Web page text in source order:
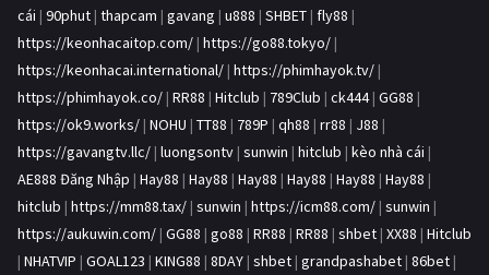
cái | 90phut | thapcam | gavang | u888 | SHBET | fly88 |
https://keonhacaitop.com/ | https://go88.tokyo/ |
https://keonhacai.international/ | https://phimhayok.tv/ |
https://phimhayok.co/ | RR88 | Hitclub | 789Club | ck444| GG88 |
https://ok9.works/ | NOHU | TT88 | 789P | qh88 | rr88 | J88 |
https://gavangtv.llc/ | luongsontv | sunwin | hitclub | kèo nhà cái |
AE888 Đăng Nhập | Hay88 | Hay88 | Hay88 | Hay88 | Hay88 | Hay88 |
hitclub | https://mm88.tax/ | sunwin | https://icm88.com/ | sunwin |
https://aukuwin.com/ | GG88 | go88 | RR88 | RR88 | shbet | XX88 | Hitclub
| NHATVIP | GOAL123 | KING88 | 8DAY | shbet | grandpashabet | 86bet |